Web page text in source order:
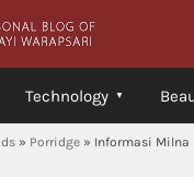
Technology
» Porridge » Informasi Milna